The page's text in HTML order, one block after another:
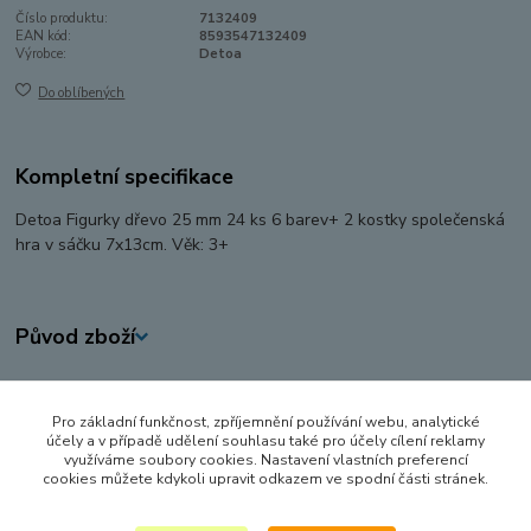
Číslo produktu:
7132409
EAN kód:
8593547132409
Výrobce:
Detoa
Do oblíbených
Kompletní specifikace
Detoa Figurky dřevo 25 mm 24 ks 6 barev+ 2 kostky společenská
hra v sáčku 7x13cm. Věk: 3+
Původ zboží
Zboží zařazeno v kategoriích
DŘEVĚNÉ HRAČKY
HRY A HLAVOLAMY
Pro základní funkčnost, zpříjemnění používání webu, analytické
účely a v případě udělení souhlasu také pro účely cílení reklamy
využíváme soubory cookies. Nastavení vlastních preferencí
cookies můžete kdykoli upravit odkazem ve spodní části stránek.